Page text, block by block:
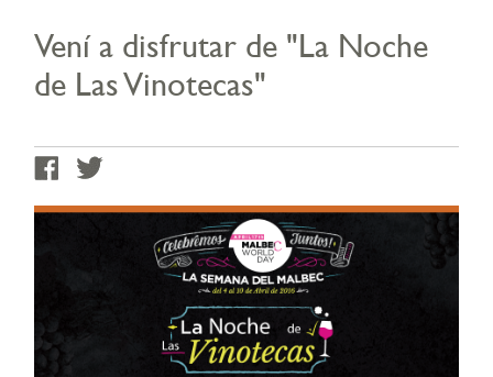
Vení a disfrutar de "La Noche
de Las Vinotecas"